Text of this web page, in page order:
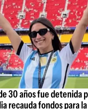
30 años fue detenida
recauda fondos para